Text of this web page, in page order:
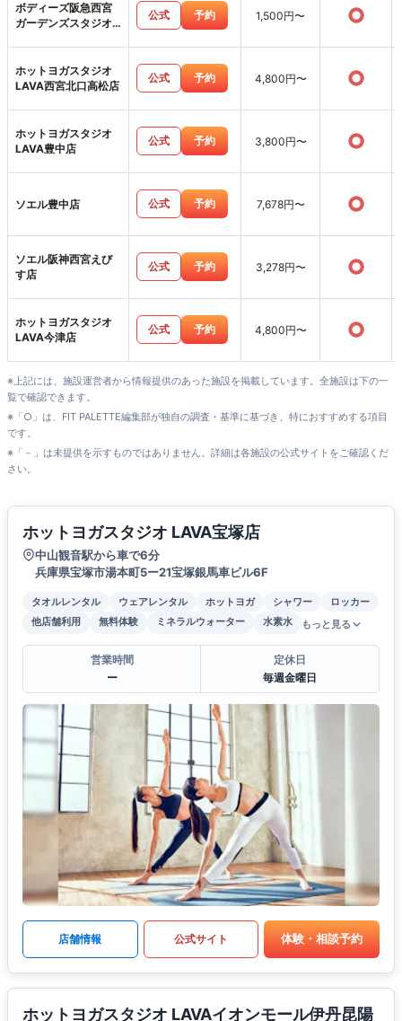
ボディーズ阪急西宮
ガーデンズスタジオ
公式 予約 1,500円〜 ○
ホットヨガスタジオ
LAVA西宮北口高松店
公式 予約 4,800円〜 ○
ホットヨガスタジオ
LAVA豊中店
公式 予約 3,800円〜 ○
ソエル豊中店 公式 予約 7,678円〜 ○
ソエル阪神西宮えび
す店
公式 予約 3,278円〜 ○
ホットヨガスタジオ
LAVA今津店
公式 予約 4,800円〜 ○
※上記には、施設運営者から情報提供のあった施設を掲載しています。全施設は下の一
覧で確認できます。
※「○」は、FIT PALETTE編集部が独自の調査・基準に基づき、特におすすめする項目
です。
※「－」は未提供を示すものではありません。詳細は各施設の公式サイトをご確認くだ
さい。
ホットヨガスタジオ LAVA宝塚店
中山観音駅から車で6分
兵庫県宝塚市湯本町5ー21宝塚銀馬車ビル6F
タオルレンタル ウェアレンタル ホットヨガ シャワー
ロッカー
他店舗利用
無料体験 ミネラルウォーター 水素水 もっと見る
営業時間
ー
定休日
毎週金曜日
店舗情報 公式サイト 体験・相談予約
ホットヨガスタジオ LAVAイオンモール伊丹昆陽